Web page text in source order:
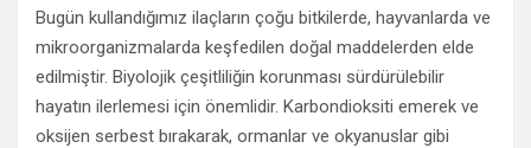
Bugün kullandığımız ilaçların çoğu bitkilerde, hayvanlarda ve
mikroorganizmalarda keşfedilen doğal maddelerden elde
edilmiştir. Biyolojik çeşitliliğin korunması sürdürülebilir
hayatın ilerlemesi için önemlidir. Karbondioksiti emerek ve
oksijen serbest bırakarak, ormanlar ve okyanuslar gibi